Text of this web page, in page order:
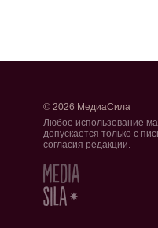
© 2026 МедиаСила
Любое использование
допускается только с
согласия редакции.